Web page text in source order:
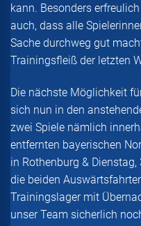
kann. Besonders
auch, dass alle
Sache durchweg gut
Trainingsfleiß der letzten
Die nächste Möglichkeit
sich nun in den
zwei Spiele nämlich
entfernten bayerischen
in Rothenburg &
die beiden
Trainingslager mit
unser Team sicherlich